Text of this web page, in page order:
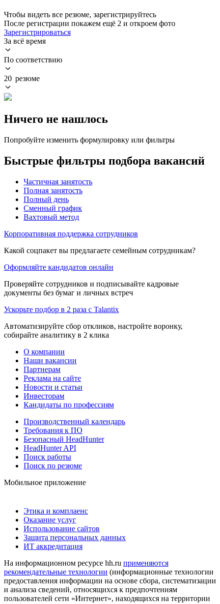
Чтобы видеть все резюме, зарегистрируйтесь
После регистрации покажем ещё 2 и откроем фото
Зарегистрироваться
За всё время
По соответствию
20 резюме
Ничего не нашлось
Попробуйте изменить формулировку или фильтры
Быстрые фильтры подбора вакансий
Частичная занятость
Полная занятость
Полный день
Сменный график
Вахтовый метод
Корпоративная поддержка сотрудников
Какой соцпакет вы предлагаете семейным сотрудникам?
Оформляйте кандидатов онлайн
Проверяйте сотрудников и подписывайте кадровые
документы без бумаг и личных встреч
Ускорьте подбор в 2 раза с Talantix
Автоматизируйте сбор откликов, настройте воронку,
собирайте аналитику в 2 клика
О компании
Наши вакансии
Партнерам
Реклама на сайте
Новости и статьи
Инвесторам
Кандидаты по профессиям
Производственный календарь
Требования к ПО
Безопасный HeadHunter
HeadHunter API
Поиск работы
Поиск по резюме
Мобильное приложение
Этика и комплаенс
Оказание услуг
Использование сайтов
Защита персональных данных
ИТ аккредитация
На информационном ресурсе hh.ru применяются
рекомендательные технологии (информационные технологии
предоставления информации на основе сбора, систематизации
и анализа сведений, относящихся к предпочтениям
пользователей сети «Интернет», находящихся на территории